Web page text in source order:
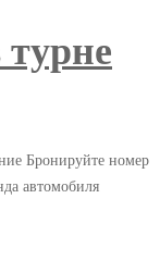
Бронируйте номер
автомобиля